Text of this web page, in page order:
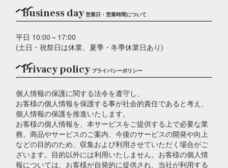
Business day営業日・営業時間について
平日 10:00～17:00
(土日・祝祭日は休業、夏季・冬季休業日あり)
Privacy policy プライバシーポリシー
個人情報の保護に関する法令を遵守し、
お客様の個人情報を保護する事が社会的責任であると考え、
個人情報の保護を推進いたします。
お客様の個人情報を、本サービスをご提供する上で必要な業
務、商品やサービスのご案内、今後のサービスの開発や向上
などの目的のため、収集および利用させていただく場合がご
ざいます。目的以外には利用いたしません。お客様の個人情
報については、お客様が自発的に提供され、当社が利用する